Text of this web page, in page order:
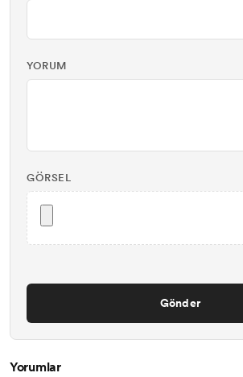
YORUM
GÖRSEL
Gönder
Yorumlar